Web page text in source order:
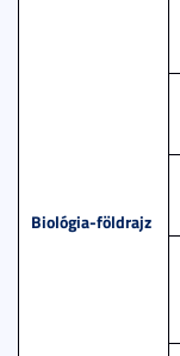
Biológia-földrajz